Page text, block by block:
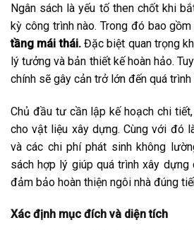
Ngân sách là yếu tố then chốt khi
kỳ công trình nào. Trong đó bao gồm
tầng mái thái.Đặc biệt quan trọng
lý tưởng và bản thiết kế hoàn hảo.
chính sẽ gây cản trở lớn đến quá trình
Chủ đầu tư cần lập kế hoạch chi
cho vật liệu xây dựng. Cùng với đó
và các chi phí phát sinh không
sách hợp lý giúp quá trình xây
đảm bảo hoàn thiện ngôi nhà đúng
Xác định mục đích và diện tích